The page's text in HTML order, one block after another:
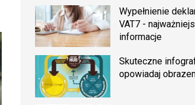
Wypełnienie
VAT7 -
informacje
Skuteczne
opowiadaj